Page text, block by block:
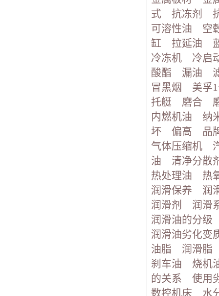
式
抗冻剂
可溶性油
空
缸
拉延油
冷冻机
冷启
酸酯
漏油
冒黑烟
美孚
托艇
磨合
内燃机油
纳
坏
偏高
品
气体压缩机
油
清净分散
热处理油
热
润滑保养
润
润滑剂
润滑
润滑油的分级
润滑油劣化变
油脂
润滑脂
刹车油
烧机
的关系
使用
数控机床
水